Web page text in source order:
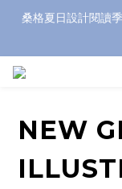
桑格夏日設計閱讀
NEW